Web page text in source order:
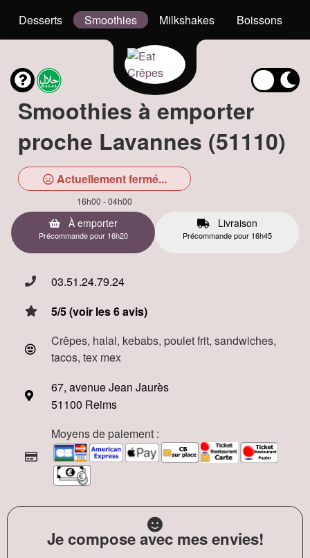
Desserts Smoothies Milkshakes Boissons
Smoothies à emporter
proche Lavannes (51110)
Actuellement fermé...
16h00 - 04h00
À emporter
Précommande pour 16h20
Livraison
Précommande pour 16h45
03.51.24.79.24
5/5 (voir les 6 avis)
Crêpes, halal, kebabs, poulet frit, sandwiches,
tacos, tex mex
67, avenue Jean Jaurès
51100 Reims
Moyens de paiement :
Je compose avec mes envies!